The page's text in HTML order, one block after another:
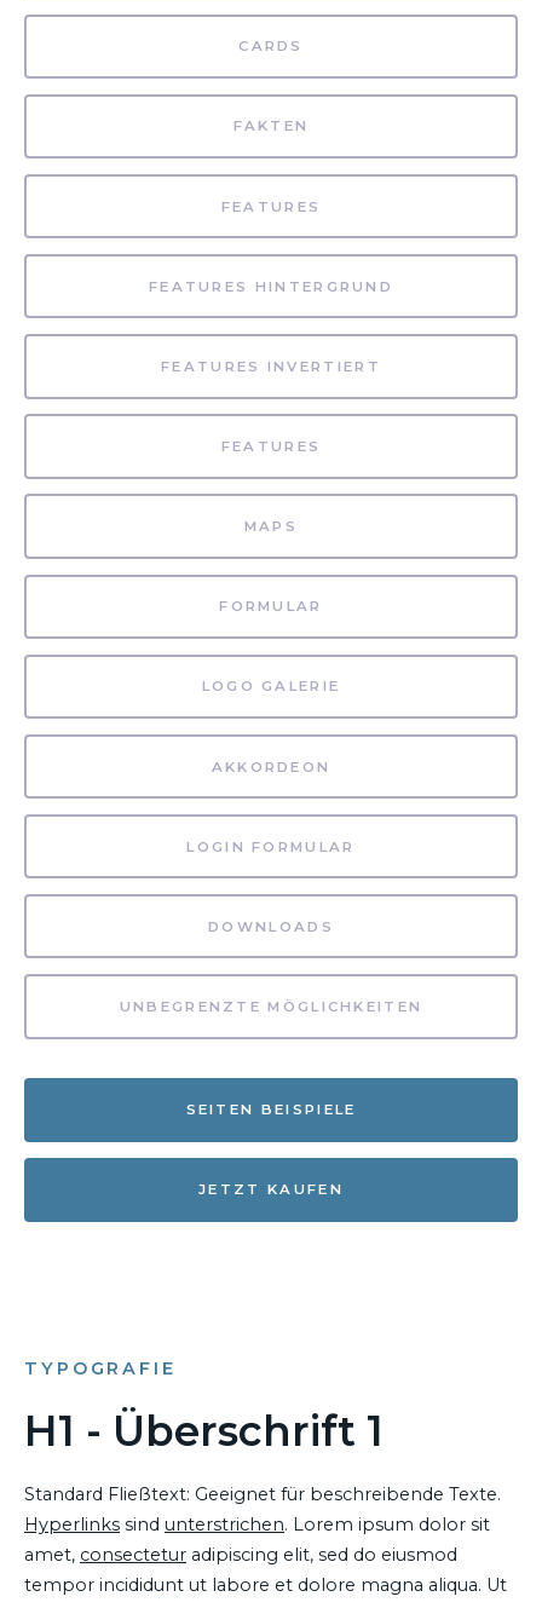
CARDS
FAKTEN
FEATURES
FEATURES HINTERGRUND
FEATURES INVERTIERT
FEATURES
MAPS
FORMULAR
LOGO GALERIE
AKKORDEON
LOGIN FORMULAR
DOWNLOADS
UNBEGRENZTE MÖGLICHKEITEN
SEITEN BEISPIELE
JETZT KAUFEN
TYPOGRAFIE
H1 - Überschrift 1
Standard Fließtext: Geeignet für beschreibende Texte.
Hyperlinks sind unterstrichen. Lorem ipsum dolor sit
amet, consectetur adipiscing elit, sed do eiusmod
tempor incididunt ut labore et dolore magna aliqua. Ut